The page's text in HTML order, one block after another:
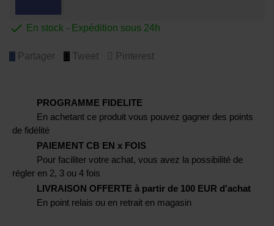
 En stock - Expédition sous 24h
Partager Tweet Pinterest
PROGRAMME FIDELITE
En achetant ce produit vous pouvez gagner des points
de fidélité
PAIEMENT CB EN x FOIS
Pour faciliter votre achat, vous avez la possibilité de
régler en 2, 3 ou 4 fois
LIVRAISON OFFERTE à partir de 100 EUR d'achat
En point relais ou en retrait en magasin